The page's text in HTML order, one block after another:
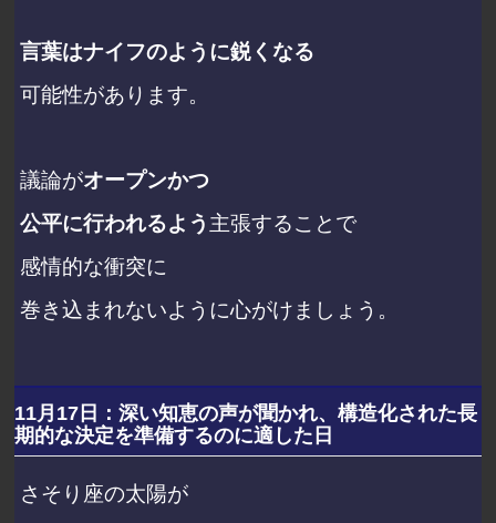
言葉はナイフのように鋭くなる
可能性があります。
議論がオープンかつ
公平に行われるよう 主張することで
感情的な衝突に
巻き込まれないように心がけましょう。
11月17日：深い知恵の声が聞かれ、構造化された長
期的な決定を準備するのに適した日
さそり座の太陽が